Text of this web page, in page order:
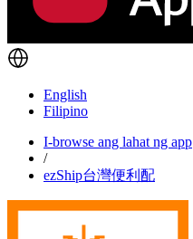
English
Filipino
I-browse ang lahat ng app
/
ezShip台灣便利配